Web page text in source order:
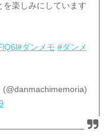
楽しみにしています
#ダンメモ #ダンメ